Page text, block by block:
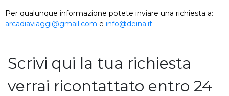
Per qualunque informazione potete inviare una richiesta a:
arcadiaviaggi@gmail.com e info@deina.it
Scrivi qui la tua richiesta
verrai ricontattato entro 24